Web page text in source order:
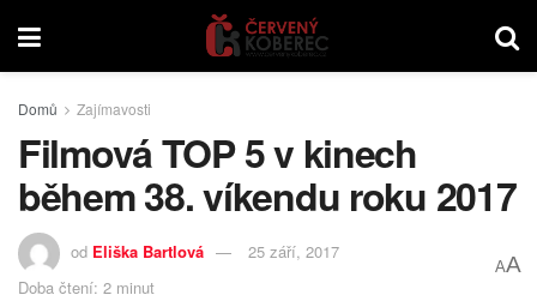
Domů Zajímavosti
Filmová TOP 5 v kinech
během 38. víkendu roku 2017
od Eliška Bartlová
25 září, 2017
Doba čtení: 2 minut
AA